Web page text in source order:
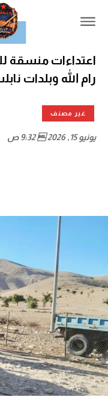
اعتداءات
رام الله وبلدات
غير مصنف
يونيو 15, 2026  9:32 ص